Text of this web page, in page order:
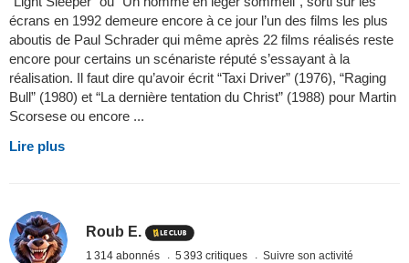
écrans en 1992 demeure encore à ce jour l’un des films les plus
aboutis de Paul Schrader qui même après 22 films réalisés reste
encore pour certains un scénariste réputé s’essayant à la
réalisation. Il faut dire qu’avoir écrit “Taxi Driver” (1976), “Raging
Bull” (1980) et “La dernière tentation du Christ” (1988) pour Martin
Scorsese ou encore ...
Lire plus
Roub E.
1 314 abonnés 5 393 critiques Suivre son activité